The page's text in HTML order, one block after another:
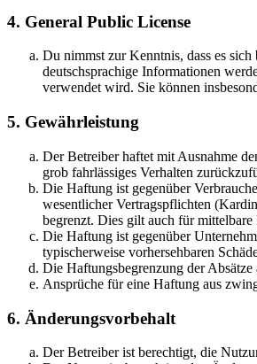
4. General Public License
Du nimmst zur Kenntnis, dass es
deutschsprachige Informationen
verwendet wird. Sie können
5. Gewährleistung
Der Betreiber haftet mit Ausnahme
grob fahrlässiges Verhalten
Die Haftung ist gegenüber
wesentlicher Vertragspflichten
begrenzt. Dies gilt auch für
Die Haftung ist gegenüber
typischerweise vorhersehbaren
Die Haftungsbegrenzung der
Ansprüche für eine Haftung aus
6. Änderungsvorbehalt
Der Betreiber ist berechtigt, die